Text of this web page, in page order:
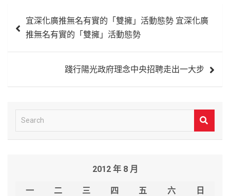
章
宜深化廣推無名有實的「雙擁」活動態勢 宜深化廣
推無名有實的「雙擁」活動態勢
踐行陽光政府理念中央招聘走出一大步
e
2012 年 8 月
一 二 三 四 五 六
日